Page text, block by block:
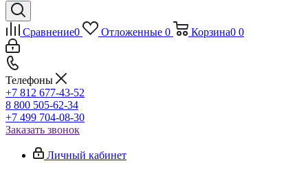
Сравнение0 Отложенные 0 Корзина0 0
Телефоны
+7 812 677-43-52
8 800 505-62-34
+7 499 704-08-30
Заказать звонок
Личный кабинет